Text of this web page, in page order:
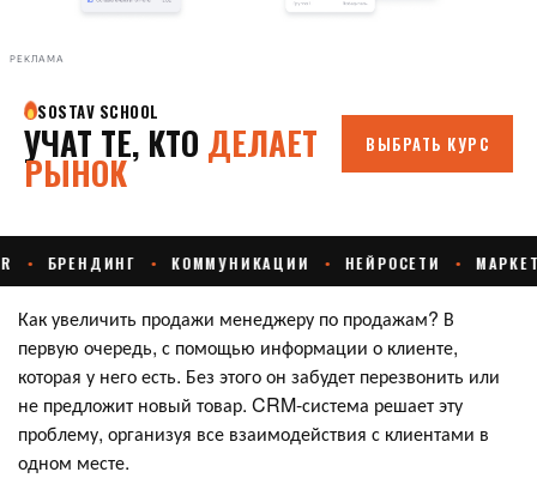
РЕКЛАМА
Как увеличить продажи менеджеру по продажам? В
первую очередь, с помощью информации о клиенте,
которая у него есть. Без этого он забудет перезвонить или
не предложит новый товар. CRM-система решает эту
проблему, организуя все взаимодействия с клиентами в
одном месте.